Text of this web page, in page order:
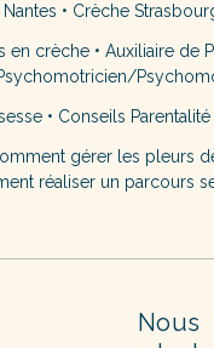
• Crèche
en crèche• Auxiliaire de
• Conseils Parentalité
gérer les pleurs
réaliser un parcours
Nous